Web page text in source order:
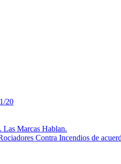
20
Las Marcas Hablan.
Contra Incendios de